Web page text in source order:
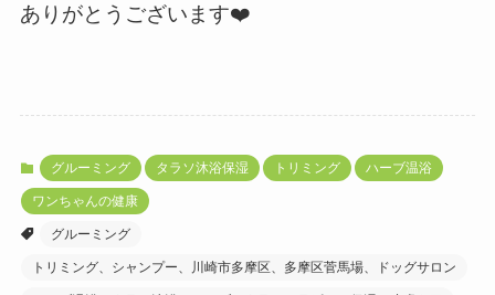
ありがとうございます❤️
グルーミング タラソ沐浴保湿 トリミング ハーブ温浴
ワンちゃんの健康
グルーミング
トリミング、シャンプー、川崎市多摩区、多摩区菅馬場、ドッグサロン